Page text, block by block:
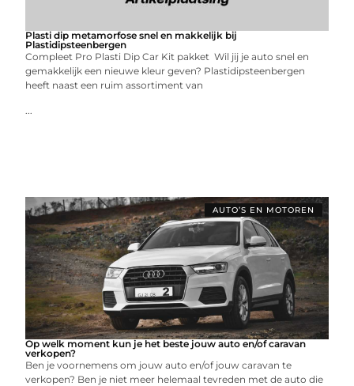
Plasti dip metamorfose snel en makkelijk bij
Plastidipsteenbergen
Compleet Pro Plasti Dip Car Kit pakket Wil jij je auto snel en
gemakkelijk een nieuwe kleur geven? Plastidipsteenbergen
heeft naast een ruim assortiment van
...
AUTO’S EN MOTOREN
Op welk moment kun je het beste jouw auto en/of caravan
verkopen?
Ben je voornemens om jouw auto en/of jouw caravan te
verkopen? Ben je niet meer helemaal tevreden met de auto die